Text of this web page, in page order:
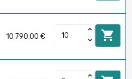
10 790,00 € 